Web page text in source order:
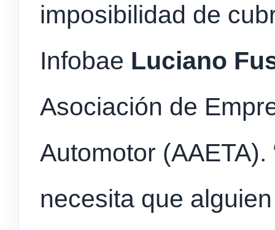
imposibilidad de
Infobae Luciano
Asociación de
Automotor
necesita que